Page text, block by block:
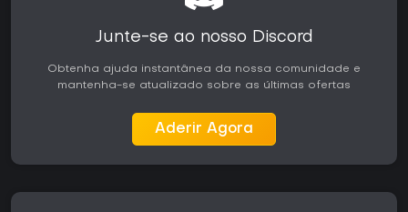
Junte-se ao nosso Discord
Obtenha ajuda instantânea da nossa comunidade e
mantenha-se atualizado sobre as últimas ofertas
Aderir Agora